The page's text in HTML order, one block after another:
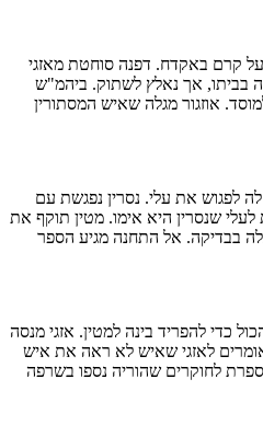
על קרם באקדח. דפנה סוחטת מאזגי
בביתו, אך נאלץ לשתוק. ביהמ"ש
אוזגור מגלה שאיש המסתורין
לפגוש את עלי. נסרין נפגשת עם
שנסרין היא אימו. מטין תוקף את
בבדיקה. אל התחנה מגיע הספר
כדי להפריד בינה למטין. אזגי מנסה
לאזגי שאיש לא ראה את איש
לחוקרים שהוריה נספו בשרפה